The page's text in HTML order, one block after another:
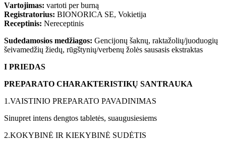
Vartojimas: vartoti per burną
Registratorius: BIONORICA SE, Vokietija
Receptinis: Nereceptinis
Sudedamosios medžiagos: Gencijonų šaknų, raktažolių/juoduogių
šeivamedžių žiedų, rūgštynių/verbenų žolės sausasis ekstraktas
I PRIEDAS
PREPARATO CHARAKTERISTIKŲ SANTRAUKA
1.VAISTINIO PREPARATO PAVADINIMAS
Sinupret intens dengtos tabletės, suaugusiesiems
2.KOKYBINĖ IR KIEKYBINĖ SUDĖTIS